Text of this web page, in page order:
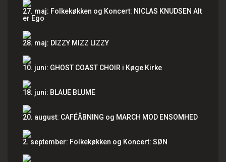
27. maj: Folkekøkken og Koncert: NICLAS KNUDSEN Alt
er Ego
28. maj: DIZZY MIZZ LIZZY
10. juni: GHOST COAST CHOIR i Køge Kirke
18. juni: BLAUE BLUME
20. august: CAFÉÅBNING og MARCH MOD ENSOMHED
2. september: Folkekøkken og Koncert: SØN